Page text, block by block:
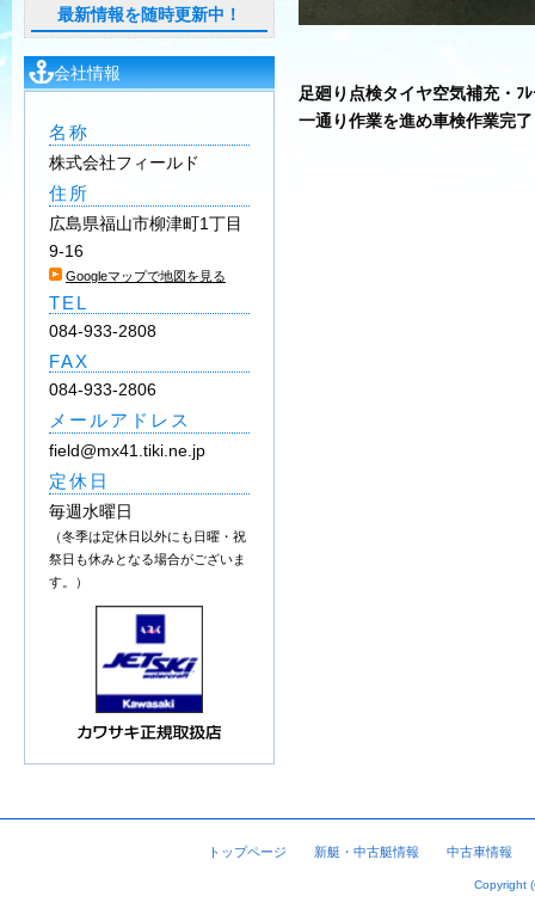
足廻り点検タイヤ空気補充・ﾌ
一通り作業を進め車検作業完
記
事
最新情報を随時更新中！
会社情報
名称
株式会社フィールド
住所
広島県福山市柳津町1丁目
9-16
Googleマップで地図を見る
TEL
084-933-2808
FAX
084-933-2806
メールアドレス
field@mx41.tiki.ne.jp
定休日
毎週水曜日
（冬季は定休日以外にも日曜・祝
祭日も休みとなる場合がございま
す。）
トップページ 新艇・中古艇情報 中古車情報
Copyright